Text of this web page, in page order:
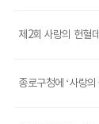
제2회 사랑의 헌혈
종로구청에 ‘사랑